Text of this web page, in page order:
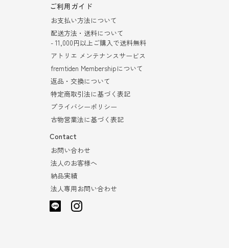
ご利用ガイド
お支払い方法について
配送方法・送料について
- 11,000円以上ご購入で送料無料
アトリエ メンテナンスサービス
fremtiden Membershipについて
返品・交換について
特定商取引法に基づく表記
プライバシーポリシー
古物営業法に基づく表記
Contact
お問い合わせ
法人のお客様へ
納品実績
法人専用お問い合わせ